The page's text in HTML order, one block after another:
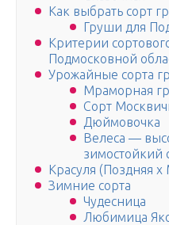
Как выбрать сорт
Груши для
Критерии
Подмосковной
Урожайные сорта
Мраморная
Сорт
Дюймовочка
Велеса —
зимостойкий
Красуля (Поздняя х
Зимние сорта
Чудесница
Любимица